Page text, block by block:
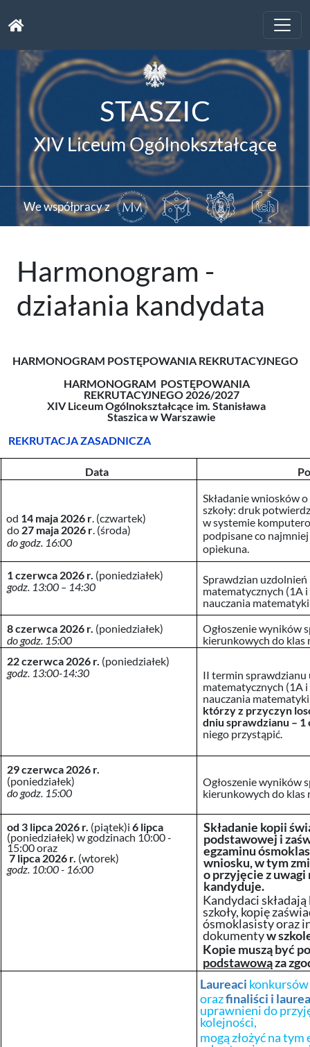
Toggle
STASZIC
XIV Liceum Ogólnokształcące
We współpracy z
Harmonogram -
działania kandydata
HARMONOGRAM POSTĘPOWANIA REKRUTACYJNEGO
HARMONOGRAM POSTĘPOWANIA
REKRUTACYJNEGO 2026/2027
XIV Liceum Ogólnokształcące im. Stanisława
Staszica w Warszawie
REKRUTACJA ZASADNICZA
Data
od 14 maja 2026 r. (czwartek)
do 27 maja 2026 r. (środa)
do godz. 16:00
Składanie wniosków
szkoły: druk
w systemie
podpisane co
opiekuna.
1 czerwca 2026 r. (poniedziałek)
godz. 13:00 – 14:30
Sprawdzian
matematycznych (1A
nauczania matematyki
8 czerwca 2026 r. (poniedziałek)
dogodz. 15:00
Ogłoszenie wyników
kierunkowych do klas
22 czerwca 2026 r. (poniedziałek)
godz. 13:00-14:30
II termin
matematycznych (1A
nauczania
którzy z przyczyn
dniu sprawdzianu –
niego przystąpić.
29 czerwca 2026 r.
(poniedziałek)
do godz. 15:00
Ogłoszenie wyników
kierunkowych do klas
od 3 lipca 2026 r. (piątek)i6 lipca
(poniedziałek) w godzinach 10:00 -
15:00 oraz
7 lipca 2026 r. (wtorek)
godz. 10:00 - 16:00
Składanie kopii
podstawowej i
egzaminu
wniosku, w tym
o przyjęcie z uwagi
kandyduje.
Kandydaci
szkoły, kopię
ósmoklasisty oraz
dokumentyw
Kopie muszą być
podstawowąza
Laureaci
orazfinaliści i
uprawnieni do
kolejności,
mogą złożyć na